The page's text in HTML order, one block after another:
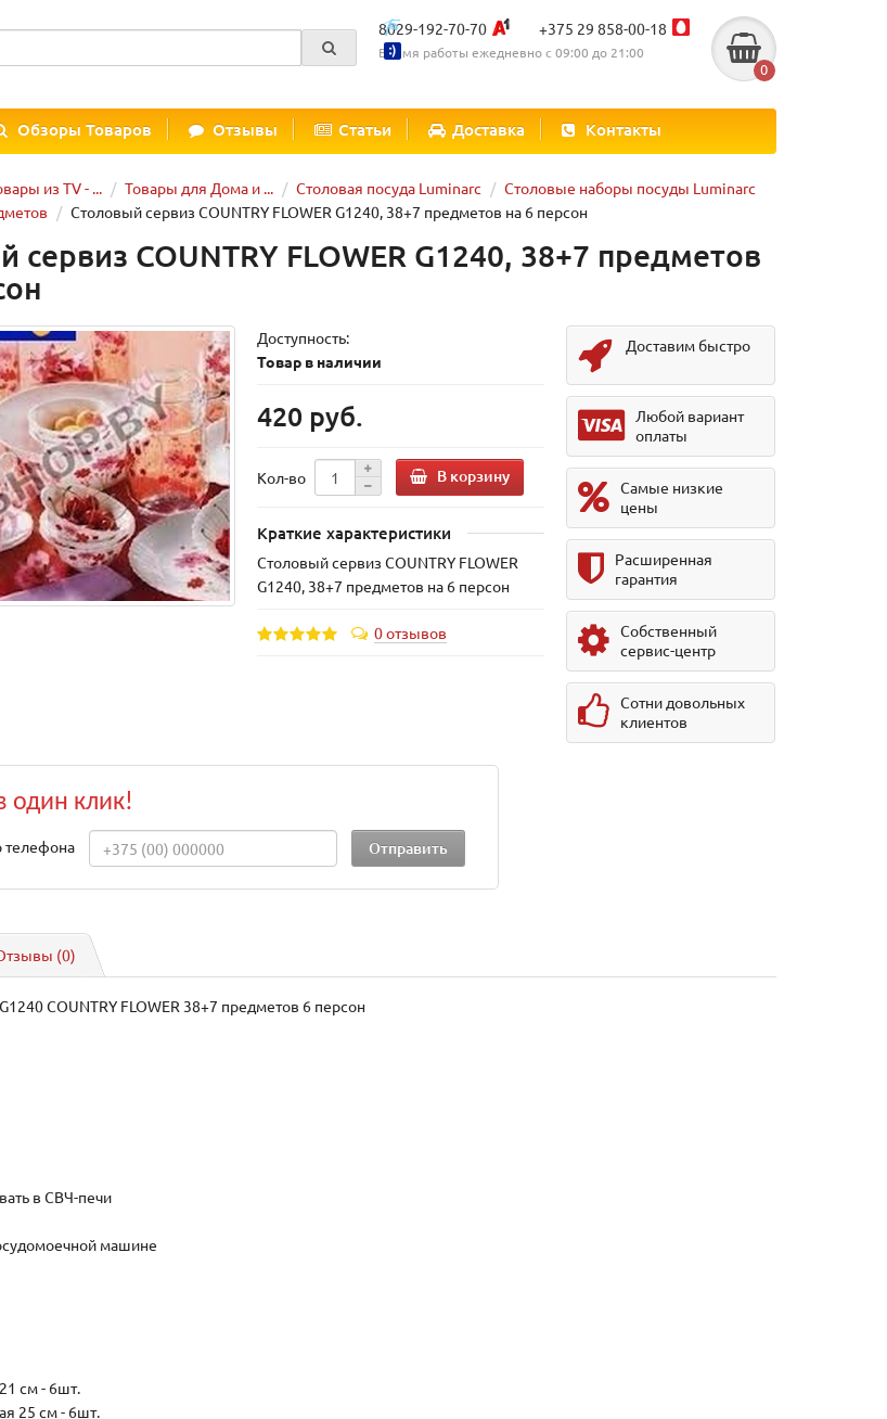
8029-192-70-70 +375 29 858-00-18
Время работы ежедневно с 09:00 до 21:00
0
Обзоры Товаров Отзывы Статьи Доставка Контакты
из TV - ... Товары для Дома и ... Столовая посуда Luminarc
Столовые наборы посуды Luminarc
Столовый сервиз COUNTRY FLOWER G1240, 38+7 предметов на 6 персон
сервиз COUNTRY FLOWER G1240, 38+7 предметов
Доступность:
Товар в наличии
420 руб.
Кол-во В корзину
Краткие характеристики
Столовый сервиз COUNTRY FLOWER
G1240, 38+7 предметов на 6 персон
0 отзывов
Доставим быстро
Любой вариант
оплаты
Самые низкие
цены
Расширенная
гарантия
Собственный
сервис-центр
Сотни довольных
клиентов
один клик!
телефона
(0)
COUNTRY FLOWER 38+7 предметов 6 персон
в СВЧ-печи
машине
см - 6шт.
25 см - 6шт.